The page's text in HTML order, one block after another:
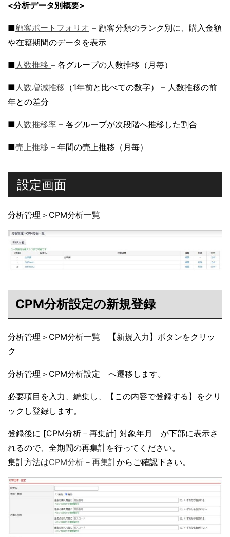
<分析データ別概要>
■顧客ポートフォリオ – 顧客分類のランク別に、購入金額
や在籍期間のデータを表示
■人数推移 – 各グループの人数推移（月毎）
■人数増減推移 （1年前と比べての数字） – 人数推移の前
年との差分
■人数推移率 – 各グループが次段階へ推移した割合
■売上推移 – 年間の売上推移（月毎）
設定画面
分析管理＞CPM分析一覧
CPM分析設定の新規登録
分析管理＞CPM分析一覧 【新規入力】ボタンをクリッ
ク
分析管理＞CPM分析設定 へ遷移します。
必要項目を入力、編集し、【この内容で登録する】をクリ
ックし登録します。
登録後に [CPM分析－再集計] 対象年月 が下部に表示さ
れるので、全期間の再集計を行ってください。
集計方法はCPM分析－再集計からご確認下さい。